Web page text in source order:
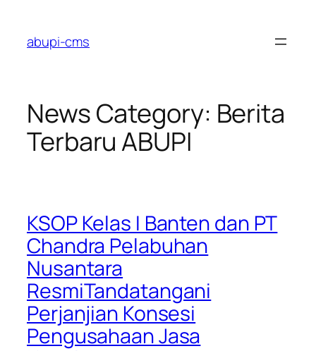
konten
abupi-cms
News Category: Berita
Terbaru ABUPI
KSOP Kelas I Banten dan PT
Chandra Pelabuhan
Nusantara
ResmiTandatangani
Perjanjian Konsesi
Pengusahaan Jasa